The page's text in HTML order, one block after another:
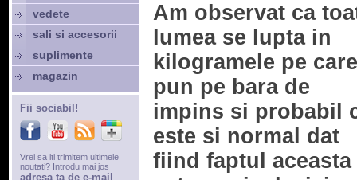
Am observat ca
lumea se lupta in
kilogramele pe
pun pe bara de
impins si probabil
este si normal dat
fiind faptul aceasta
vedete
sali si accesorii
suplimente
magazin
Fii sociabil!
Vrei sa iti trimitem ultimele
noutati? Introdu mai jos
adresa ta de e-mail